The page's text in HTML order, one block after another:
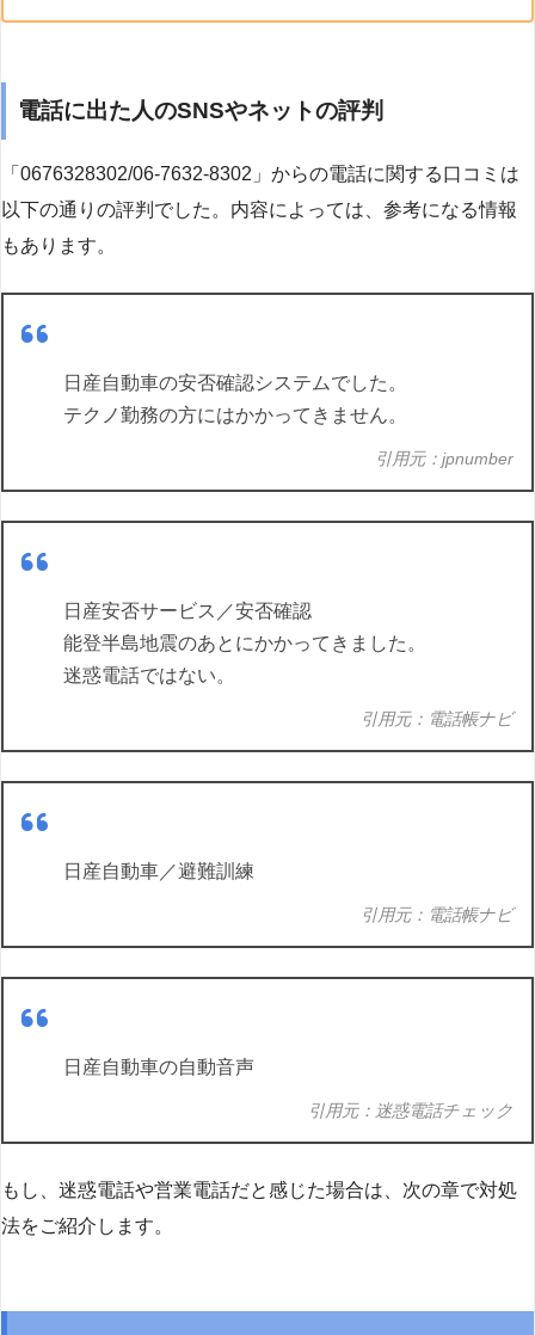
電話に出た人のSNSやネットの評判
「0676328302/06-7632-8302」からの電話に関する口コミは
以下の通りの評判でした。内容によっては、参考になる情報
もあります。
日産自動車の安否確認システムでした。
テクノ勤務の方にはかかってきません。
引用元：jpnumber
日産安否サービス／安否確認
能登半島地震のあとにかかってきました。
迷惑電話ではない。
引用元：電話帳ナビ
日産自動車／避難訓練
引用元：電話帳ナビ
日産自動車の自動音声
引用元：迷惑電話チェック
もし、迷惑電話や営業電話だと感じた場合は、次の章で対処
法をご紹介します。